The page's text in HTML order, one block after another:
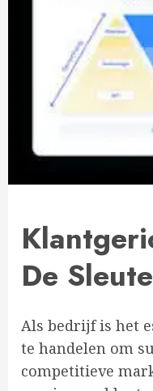
De
Als bedrijf is het
te handelen om
competitieve